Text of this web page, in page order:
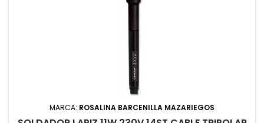
MARCA: ROSALINA BARCENILLA MAZARIEGOS